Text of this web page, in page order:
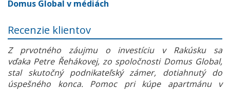
Domus Global v médiách
Recenzie klientov
Z prvotného záujmu o investíciu v Rakúsku sa
vďaka Petre Řehákovej, zo spoločnosti Domus Global,
stal skutočný podnikateľský zámer, dotiahnutý do
úspešného konca. Pomoc pri kúpe apartmánu v